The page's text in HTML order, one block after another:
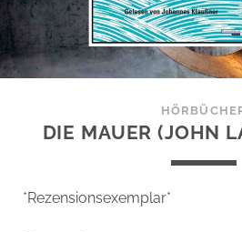
DIE MAUER (JOHN
*Rezensionsexemplar*